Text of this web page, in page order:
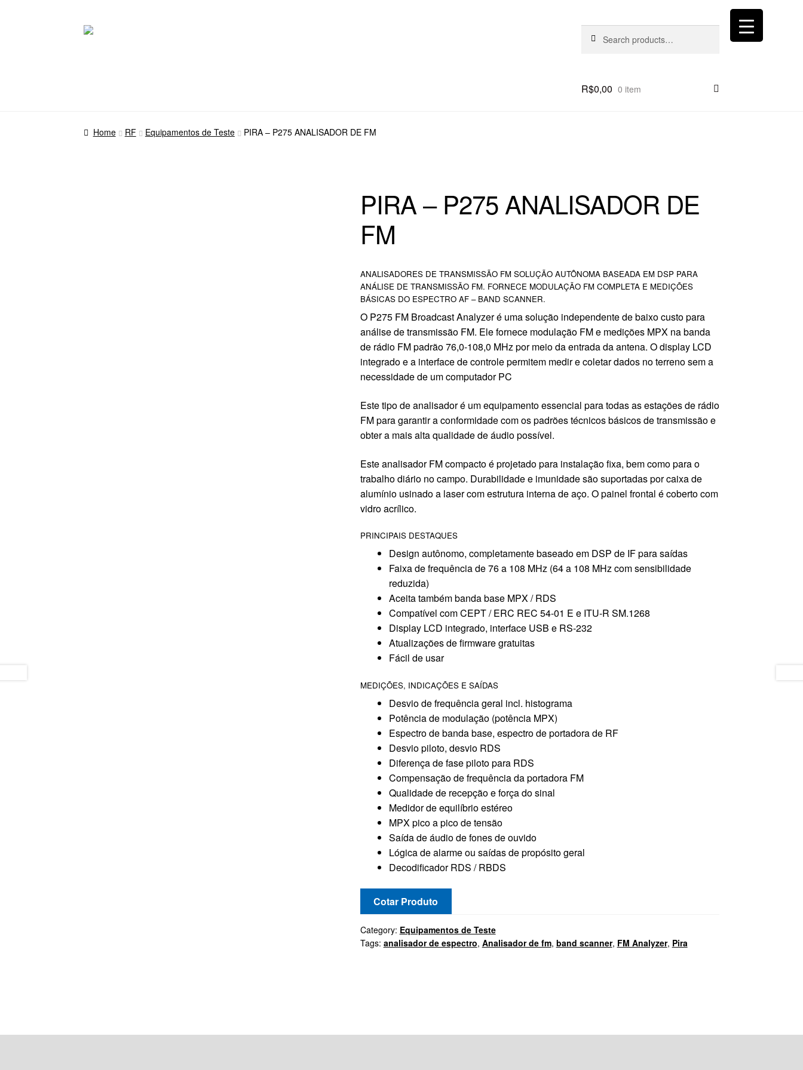
Pular
Pular
for:
R$0,00 0 item
Home RF Equipamentos de Teste PIRA – P275 ANALISADOR DE FM
PIRA – P275 ANALISADOR DE
FM
ANALISADORES DE TRANSMISSÃO FM SOLUÇÃO AUTÔNOMA BASEADA EM DSP PARA
ANÁLISE DE TRANSMISSÃO FM. FORNECE MODULAÇÃO FM COMPLETA E MEDIÇÕES
BÁSICAS DO ESPECTRO AF – BAND SCANNER.
O P275 FM Broadcast Analyzer é uma solução independente de baixo custo para
análise de transmissão FM. Ele fornece modulação FM e medições MPX na banda
de rádio FM padrão 76,0-108,0 MHz por meio da entrada da antena. O display LCD
integrado e a interface de controle permitem medir e coletar dados no terreno sem a
necessidade de um computador PC
Este tipo de analisador é um equipamento essencial para todas as estações de rádio
FM para garantir a conformidade com os padrões técnicos básicos de transmissão e
obter a mais alta qualidade de áudio possível.
Este analisador FM compacto é projetado para instalação fixa, bem como para o
trabalho diário no campo. Durabilidade e imunidade são suportadas por caixa de
alumínio usinado a laser com estrutura interna de aço. O painel frontal é coberto com
vidro acrílico.
PRINCIPAIS DESTAQUES
Design autônomo, completamente baseado em DSP de IF para saídas
Faixa de frequência de 76 a 108 MHz (64 a 108 MHz com sensibilidade
reduzida)
Aceita também banda base MPX / RDS
Compatível com CEPT / ERC REC 54-01 E e ITU-R SM.1268
Display LCD integrado, interface USB e RS-232
Atualizações de firmware gratuitas
Fácil de usar
MEDIÇÕES, INDICAÇÕES E SAÍDAS
Desvio de frequência geral incl. histograma
Potência de modulação (potência MPX)
Espectro de banda base, espectro de portadora de RF
Desvio piloto, desvio RDS
Diferença de fase piloto para RDS
Compensação de frequência da portadora FM
Qualidade de recepção e força do sinal
Medidor de equilíbrio estéreo
MPX pico a pico de tensão
Saída de áudio de fones de ouvido
Lógica de alarme ou saídas de propósito geral
Decodificador RDS / RBDS
Cotar Produto
Category: Equipamentos de Teste
Tags: analisador de espectro, Analisador de fm, band scanner, FM Analyzer, Pira